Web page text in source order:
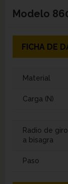
Modelo
FICHA DE
Material
Carga (N)
Radio de
a bisagra
Paso